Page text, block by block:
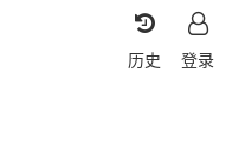
登录
历史